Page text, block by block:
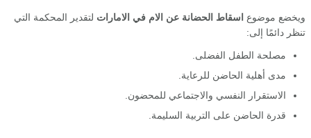
ويخضع موضوع اسقاط الحضانة عن الام في الامارات لتقدير المحكمة التي
تنظر دائمًا إلى:
مصلحة الطفل الفضلى.
مدى أهلية الحاضن للرعاية.
الاستقرار النفسي والاجتماعي للمحضون.
قدرة الحاضن على التربية السليمة.